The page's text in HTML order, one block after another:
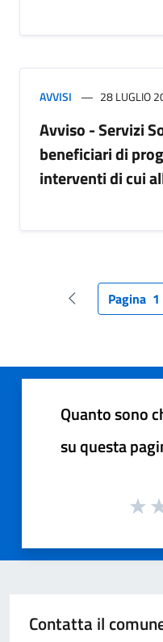
AVVISI 28 LUGLIO
Avviso - Servizi
beneficiari di
interventi di cui
PaginaPagina 1
Quanto sono
su questa
Contatta il